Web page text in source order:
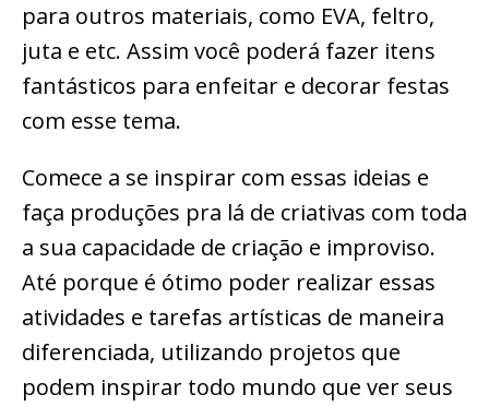
para outros materiais, como EVA, feltro,
juta e etc. Assim você poderá fazer itens
fantásticos para enfeitar e decorar festas
com esse tema.
Comece a se inspirar com essas ideias e
faça produções pra lá de criativas com toda
a sua capacidade de criação e improviso.
Até porque é ótimo poder realizar essas
atividades e tarefas artísticas de maneira
diferenciada, utilizando projetos que
podem inspirar todo mundo que ver seus